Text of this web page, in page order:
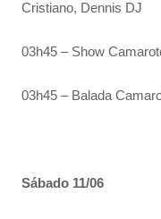
Cristiano, Dennis DJ
03h45 – Show
03h45 – Balada
Sábado 11/06